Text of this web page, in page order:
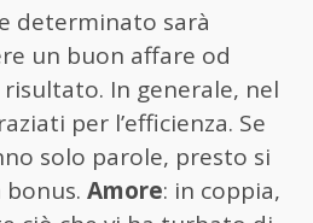
determinato sarà
un buon affare od
In generale, nel
per l’efficienza. Se
solo parole, presto si
Amore: in coppia,